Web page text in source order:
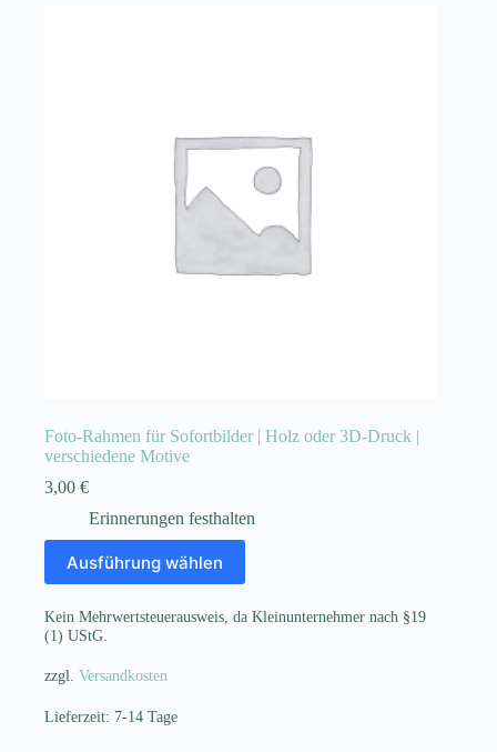
Foto-Rahmen für Sofortbilder | Holz oder 3D-Druck |
verschiedene Motive
3,00 €
Erinnerungen festhalten
Ausführung wählen
Dieses
Produkt
weist
mehrere
Varianten
auf.
Die
Optionen
können
auf
Kein Mehrwertsteuerausweis, da Kleinunternehmer nach §19
(1) UStG.
zzgl. Versandkosten
Lieferzeit: 7-14 Tage